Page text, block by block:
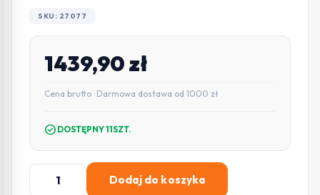
SKU: 27077
1439,90zł
Cena brutto · Darmowa dostawa od 1000 zł
check_circle DOSTĘPNY 11SZT.
ilość
Dodaj do koszyka